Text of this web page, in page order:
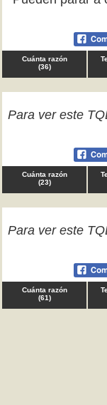
Cuánta razón
(36)
Para ver este
Cuánta razón
(23)
Para ver este
Cuánta razón
(61)